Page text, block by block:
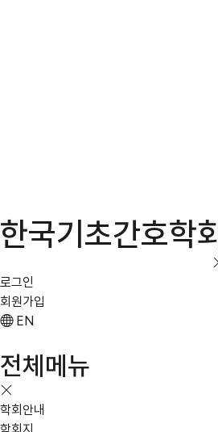
한국기초간호학회
로그인
회원가입
EN
전체메뉴
학회안내